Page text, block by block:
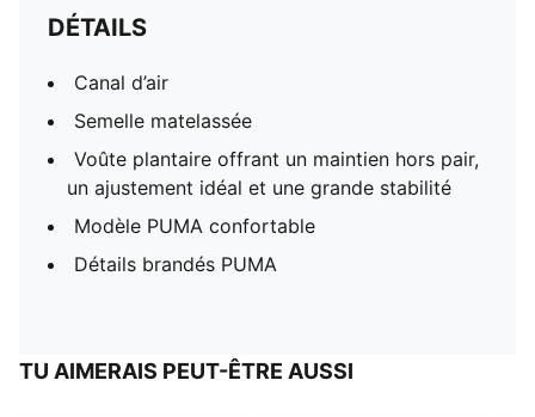
DÉTAILS
Canal d’air
Semelle matelassée
Voûte plantaire offrant un maintien hors pair,
un ajustement idéal et une grande stabilité
Modèle PUMA confortable
Détails brandés PUMA
TU AIMERAIS PEUT-ÊTRE AUSSI